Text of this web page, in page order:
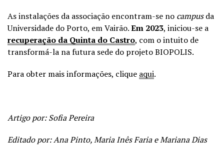
As instalações da associação encontram-se no campusda
Universidade do Porto, em Vairão.Em 2023, iniciou-se a
recuperação da Quinta do Castro, com o intuito de
transformá-la na futura sede do projeto BIOPOLIS.
Para obter mais informações, clique aqui.
Artigo por: Sofia Pereira
Editado por: Ana Pinto, Maria Inês Faria e Mariana Dias